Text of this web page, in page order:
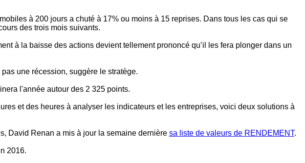
à 200 jours a chuté à 17% ou moins à 15 reprises. Dans tous les cas qui se
des trois mois suivants.
à la baisse des actions devient tellement prononcé qu’il les fera plonger dans un
une récession, suggère le stratège.
l'année autour des 2 325 points.
et des heures à analyser les indicateurs et les entreprises, voici deux solutions à
David Renan a mis à jour la semaine dernière sa liste de valeurs de RENDEMENT.
2016.